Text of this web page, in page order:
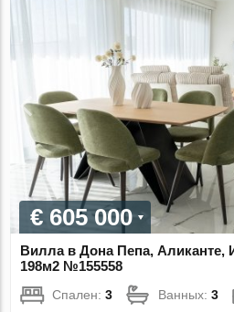
€ 605 000
Вилла в Дона Пепа, Аликанте,
198м2 №155558
Спален:3 Ванных:3